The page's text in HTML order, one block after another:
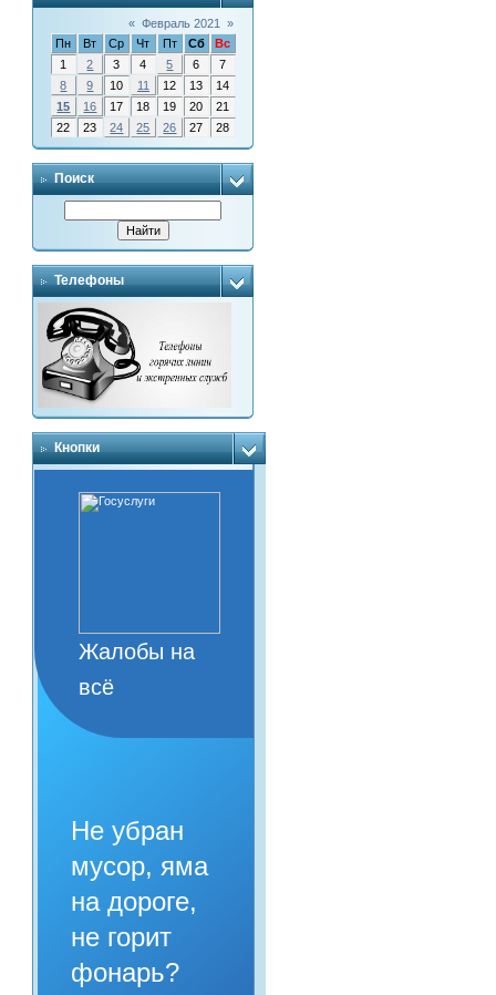
« Февраль 2021
»
Пн
Вт Ср Чт Пт Сб
Вс
1
2 3 4 5 6
7
8
9 10 11 12 13
14
15
16 17 18 19 20
21
22
23 24 25 26 27 28
Поиск
Телефоны
Кнопки
Жалобы на
всё
Не убран
мусор, яма
на дороге,
не горит
фонарь?